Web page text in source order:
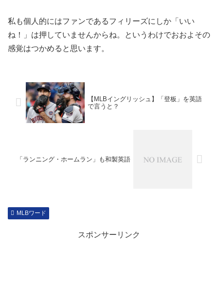
私も個人的にはファンであるフィリーズにしか「いい
ね！」は押していませんからね。というわけでおおよその
感覚はつかめると思います。
【MLBイングリッシュ】「登板」を英語
で言うと？
「ランニング・ホームラン」も和製英語
MLBワード
スポンサーリンク